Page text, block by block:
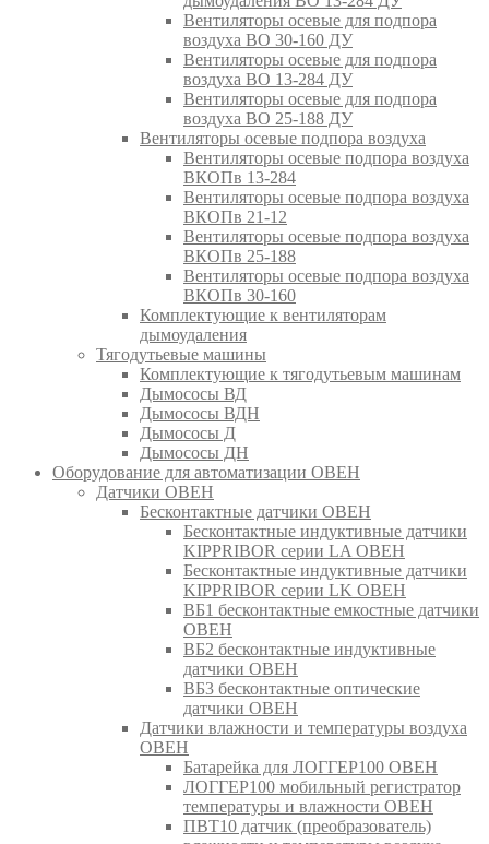
Вентиляторы осевые для подпора
воздуха ВО 30-160 ДУ
Вентиляторы осевые для подпора
воздуха ВО 13-284 ДУ
Вентиляторы осевые для подпора
воздуха ВО 25-188 ДУ
Вентиляторы осевые подпора воздуха
Вентиляторы осевые подпора воздуха
ВКОПв 13-284
Вентиляторы осевые подпора воздуха
ВКОПв 21-12
Вентиляторы осевые подпора воздуха
ВКОПв 25-188
Вентиляторы осевые подпора воздуха
ВКОПв 30-160
Комплектующие к вентиляторам
дымоудаления
Тягодутьевые машины
Комплектующие к тягодутьевым машинам
Дымососы ВД
Дымососы ВДН
Дымососы Д
Дымососы ДН
Оборудование для автоматизации ОВЕН
Датчики ОВЕН
Бесконтактные датчики ОВЕН
Бесконтактные индуктивные датчики
KIPPRIBOR серии LA ОВЕН
Бесконтактные индуктивные датчики
KIPPRIBOR серии LK ОВЕН
ВБ1 бесконтактные емкостные датчики
ОВЕН
ВБ2 бесконтактные индуктивные
датчики ОВЕН
ВБ3 бесконтактные оптические
датчики ОВЕН
Датчики влажности и температуры воздуха
ОВЕН
Батарейка для ЛОГГЕР100 ОВЕН
ЛОГГЕР100 мобильный регистратор
температуры и влажности ОВЕН
ПВТ10 датчик (преобразователь)